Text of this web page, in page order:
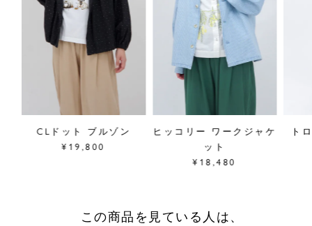
採寸について
商品についてのお問い合わせ
ショッピングガイドはこちら
閉じる
CLドット ブルゾン
¥19,800
ヒッコリー ワークジャケ
ット
¥18,480
ト
この商品を見ている人は、